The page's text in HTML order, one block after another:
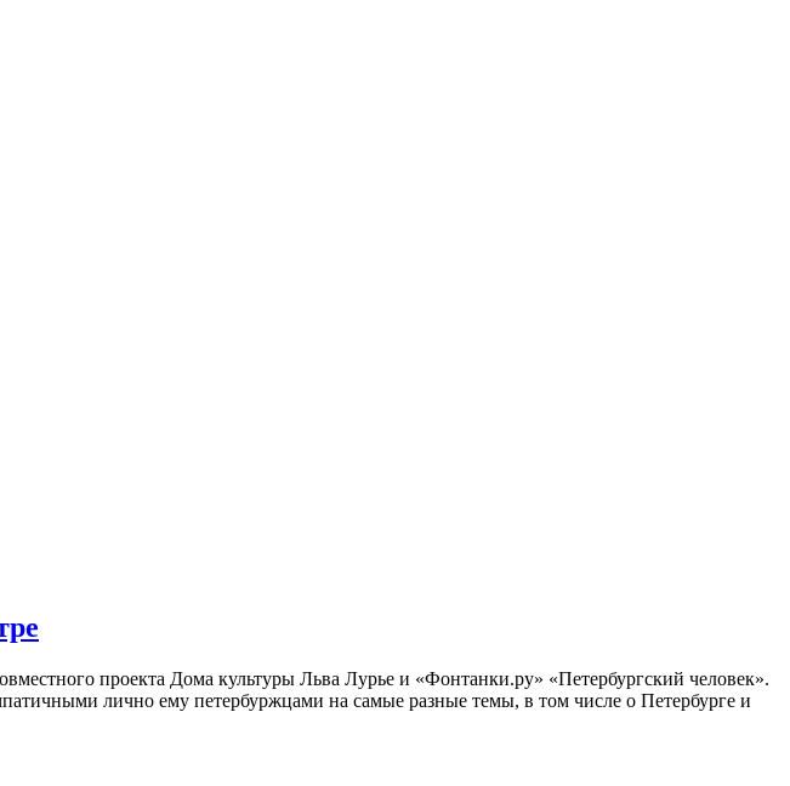
проекта Дома культуры Льва Лурье и «Фонтанки.ру» «Петербургский человек».
лично ему петербуржцами на самые разные темы, в том числе о Петербурге и